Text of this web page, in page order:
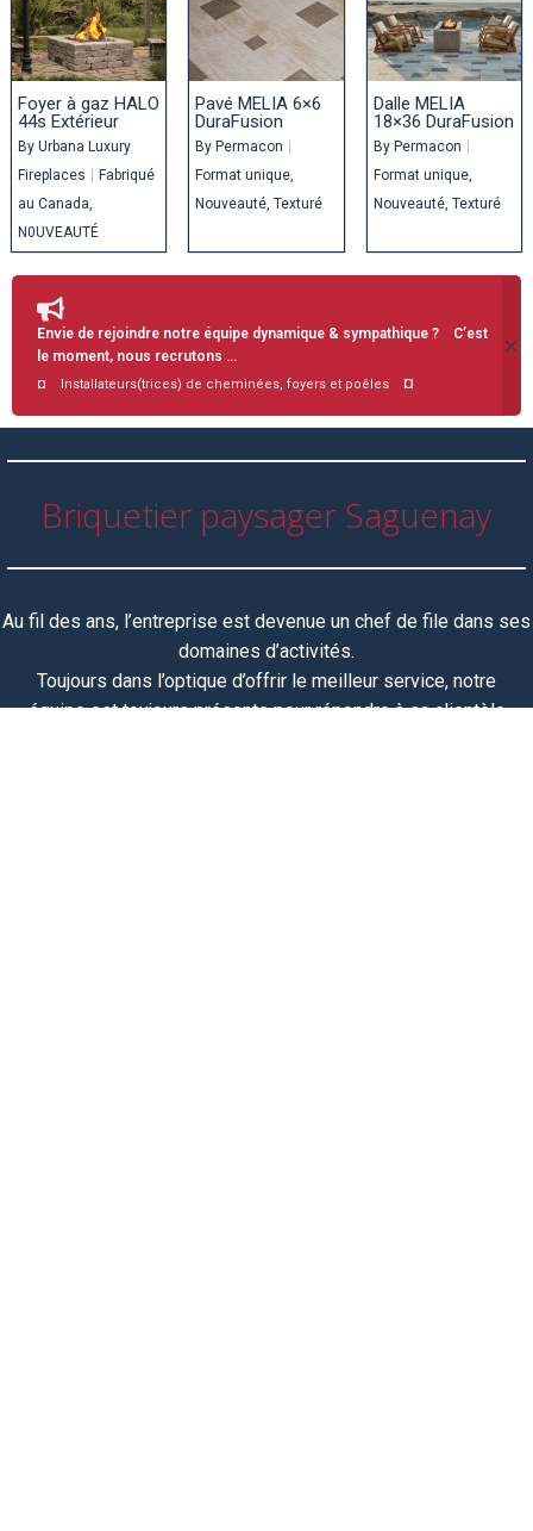
Foyer à gaz HALO
44s Extérieur
By Urbana Luxury
Fireplaces
Fabriqué
au Canada
N0UVEAUTÉ
Pavé MELIA 6×6
DuraFusion
By Permacon
Format unique
Nouveauté Texturé
Dalle MELIA
18×36 DuraFusion
By Permacon
Format unique
Nouveauté Texturé
Envie de rejoindre notre équipe dynamique & sympathique ? C’est
le moment, nous recrutons …
¤ Installateurs(trices) de cheminées, foyers et poêles ¤
Briquetier paysager Saguenay
Au fil des ans, l’entreprise est devenue un chef de file dans ses
domaines d’activités.
Toujours dans l’optique d’offrir le meilleur service, notre
équipeest toujoursprésente pour répondre à sa clientèle